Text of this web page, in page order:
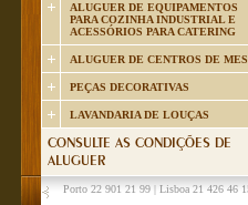
ALUGUER DE EQUIPAMENTOS
PARA COZINHA INDUSTRIAL E
ACESSÓRIOS PARA CATERING
ALUGUER DE CENTROS DE
PEÇAS DECORATIVAS
LAVANDARIA DE LOUÇAS
CONSULTE AS CONDIÇÕES DE
ALUGUER
Porto 22 901 21 99 Lisboa 21 426 46